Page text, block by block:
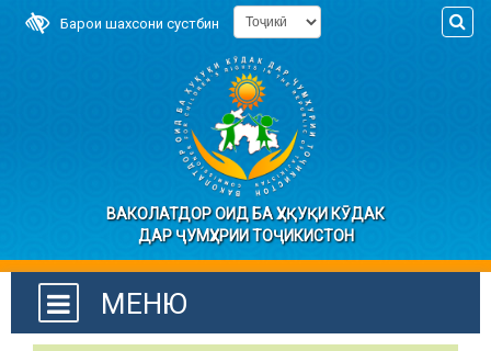
Барои шахсони сустбин
ВАКОЛАТДОР ОИД БА ҲУҚУҚИ КӮДАК
ДАР ҶУМҲУРИИ ТОҶИКИСТОН
МЕНЮ